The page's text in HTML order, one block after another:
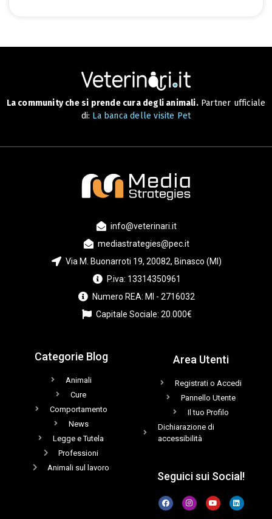
La community che si prende cura degli animali.Partner ufficiale
di: La banca delle visite Pet
info@veterinari.it
mediastrategies@pec.it
Via M. Buonarroti 19, 20082, Binasco (MI)
P.iva: 13314350961
Numero REA: MI - 2716032
Capitale Sociale: 20.000€
Categorie Blog
Animali
Cure
Comportamento
News
Legge e Tutela
Professioni
Animali sul lavoro
Area Utenti
Registrati o Accedi
Pannello Utente
Il tuo Profilo
Dichiarazione di
accessibilità
Seguici sui Social!